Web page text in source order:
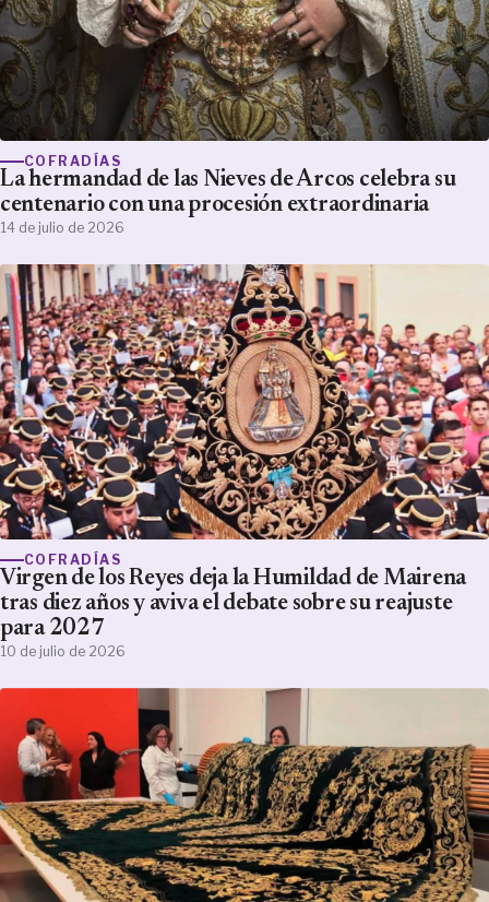
COFRADÍAS
La hermandad de las Nieves de Arcos celebra su
centenario con una procesión extraordinaria
14 de julio de 2026
COFRADÍAS
Virgen de los Reyes deja la Humildad de Mairena
tras diez años y aviva el debate sobre su reajuste
para 2027
10 de julio de 2026